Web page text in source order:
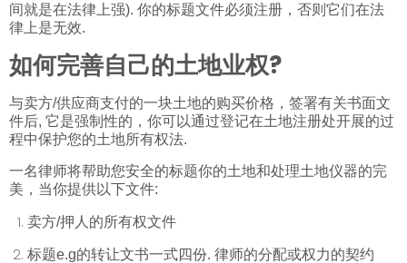
间就是在法律上强). 你的标题文件必须注册，否则它们在法
律上是无效.
如何完善自己的土地业权?
与卖方/供应商支付的一块土地的购买价格，签署有关书面文
件后, 它是强制性的，你可以通过登记在土地注册处开展的过
程中保护您的土地所有权法.
一名律师将帮助您安全的标题你的土地和处理土地仪器的完
美，当你提供以下文件:
卖方/押人的所有权文件
标题e.g的转让文书一式四份. 律师的分配或权力的契约